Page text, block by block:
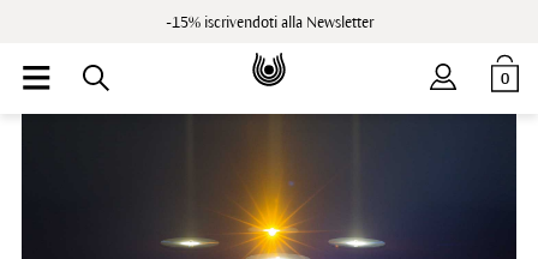
-15% iscrivendoti alla Newsletter
0